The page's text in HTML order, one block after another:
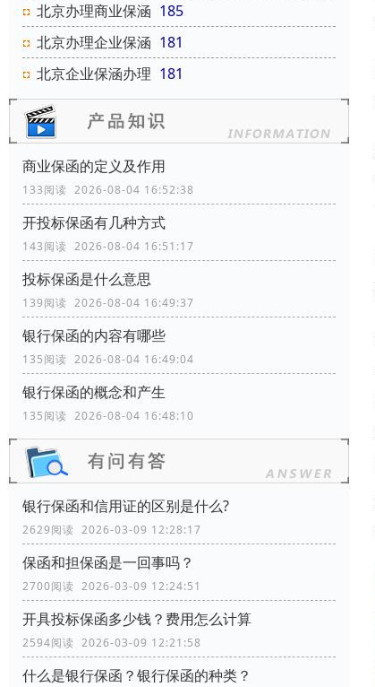
北京办理商业保涵 185
北京办理企业保涵 181
北京企业保涵办理 181
商业保函的定义及作用
133阅读 2026-08-04 16:52:38
开投标保函有几种方式
143阅读 2026-08-04 16:51:17
投标保函是什么意思
139阅读 2026-08-04 16:49:37
银行保函的内容有哪些
135阅读 2026-08-04 16:49:04
银行保函的概念和产生
135阅读 2026-08-04 16:48:10
银行保函和信用证的区别是什么?
2629阅读 2026-03-09 12:28:17
保函和担保函是一回事吗？
2700阅读 2026-03-09 12:24:51
开具投标保函多少钱？费用怎么计算
2594阅读 2026-03-09 12:21:58
什么是银行保函？银行保函的种类？